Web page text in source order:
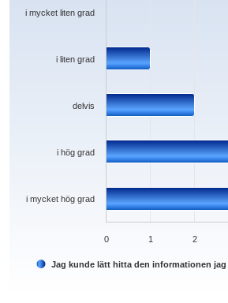
Jag kunde lätt hitta den informationen
i mycket hög grad
i hög grad
delvis
i liten grad
i mycket liten grad
0 1 2